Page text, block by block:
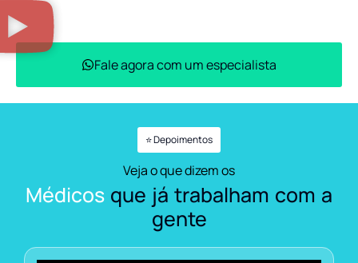
Fale agora com um especialista
⭐ Depoimentos
Veja o que dizem os
Médicos que já trabalham com a
gente